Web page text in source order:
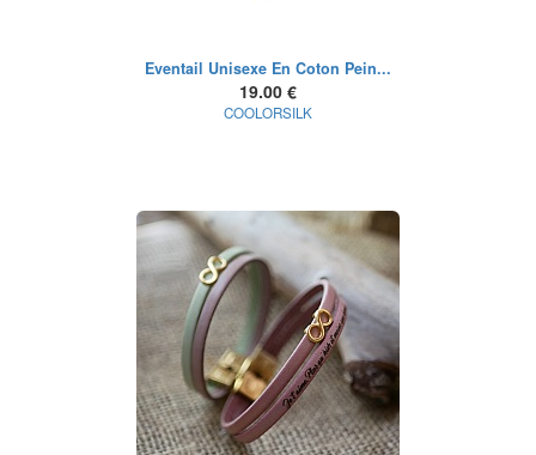
Eventail Unisexe En Coton Pein...
19.00 €
COOLORSILK